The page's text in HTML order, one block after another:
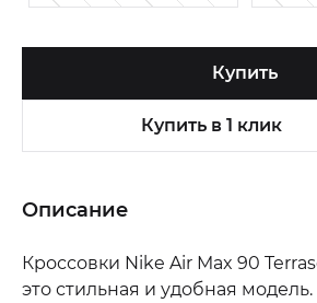
Купить
Купить в 1 клик
Описание
Кроссовки Nike Air Max 90
это стильная и удобная